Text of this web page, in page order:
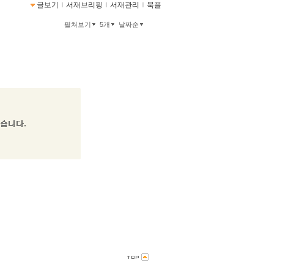
글보기 ｌ 서재브리핑 ｌ 서재관리 ｌ 북플
펼쳐보기 5개 날짜순